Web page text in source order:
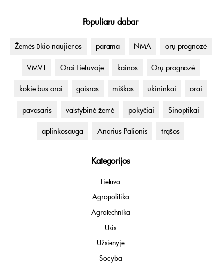
Populiaru dabar
Žemės ūkio naujienos parama NMA orų prognozė
VMVT Orai Lietuvoje kainos Orų prognozė
kokie bus orai gaisras miškas ūkininkai orai
pavasaris valstybinė žemė pokyčiai Sinoptikai
aplinkosauga Andrius Palionis trąšos
Kategorijos
Lietuva
Agropolitika
Agrotechnika
Ūkis
Užsienyje
Sodyba